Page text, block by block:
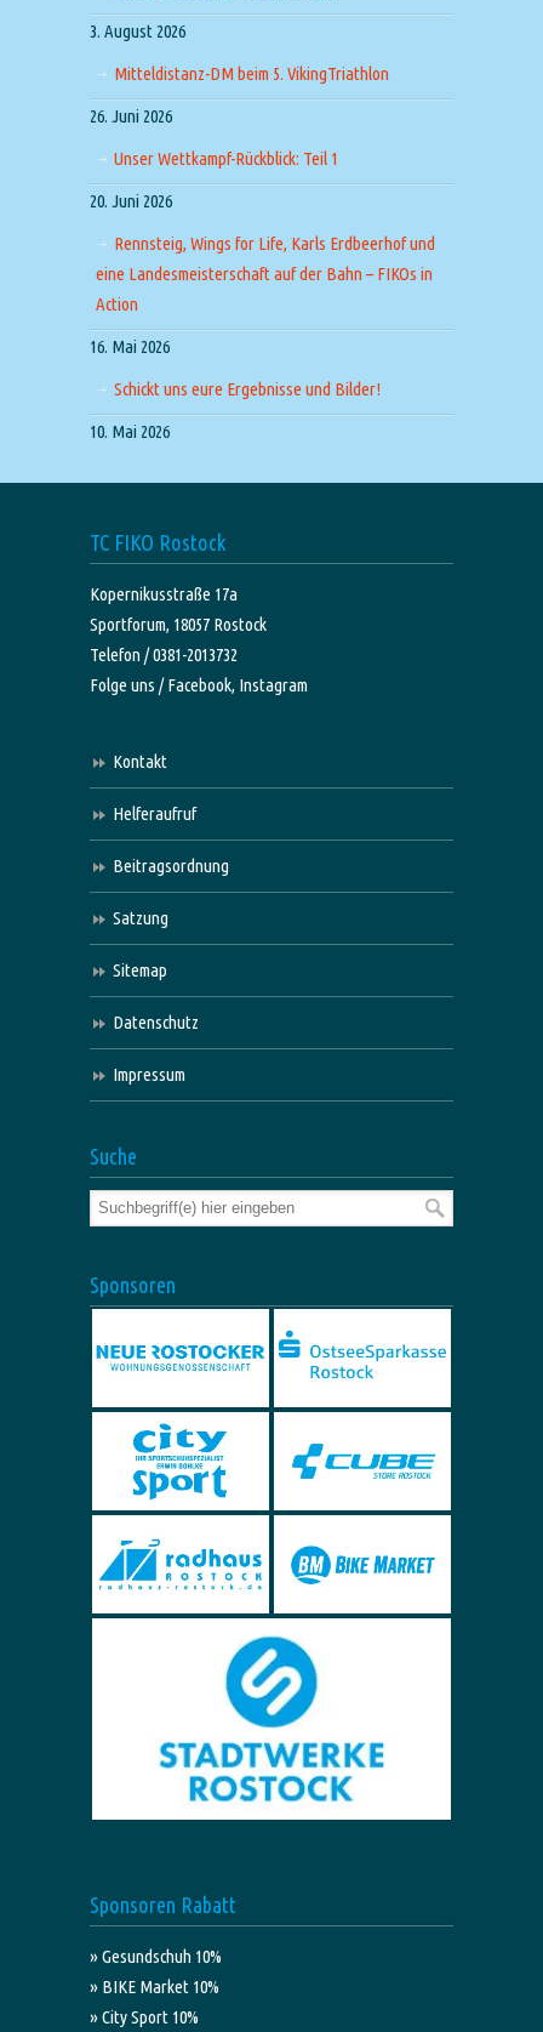
3. August 2026
Mitteldistanz-DM beim 5. VikingTriathlon
26. Juni 2026
Unser Wettkampf-Rückblick: Teil 1
20. Juni 2026
Rennsteig, Wings for Life, Karls Erdbeerhof und
eine Landesmeisterschaft auf der Bahn – FIKOs in
Action
16. Mai 2026
Schickt uns eure Ergebnisse und Bilder!
10. Mai 2026
TC FIKO Rostock
Kopernikusstraße 17a
Sportforum, 18057 Rostock
Telefon / 0381-2013732
Folge uns /Facebook, Instagram
Kontakt
Helferaufruf
Beitragsordnung
Satzung
Sitemap
Datenschutz
Impressum
Suche
Sponsoren
Sponsoren Rabatt
» Gesundschuh 10%
» BIKE Market 10%
» City Sport 10%